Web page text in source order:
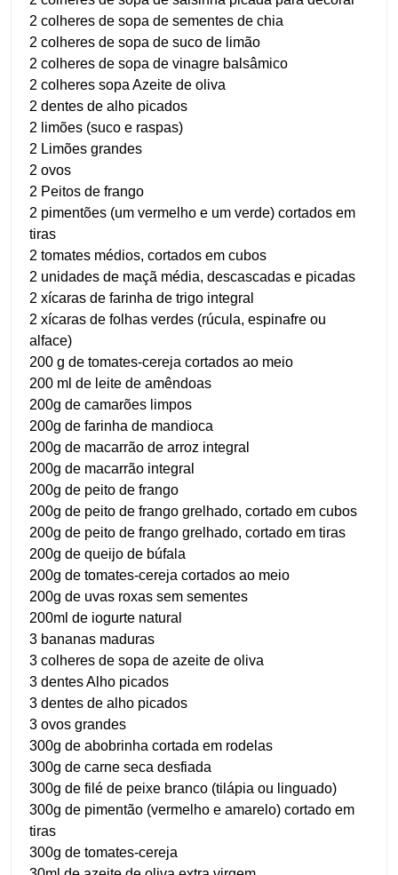
2 colheres de sopa de sementes de chia
2 colheres de sopa de suco de limão
2 colheres de sopa de vinagre balsâmico
2 colheres sopa Azeite de oliva
2 dentes de alho picados
2 limões (suco e raspas)
2 Limões grandes
2 ovos
2 Peitos de frango
2 pimentões (um vermelho e um verde) cortados em
tiras
2 tomates médios, cortados em cubos
2 unidades de maçã média, descascadas e picadas
2 xícaras de farinha de trigo integral
2 xícaras de folhas verdes (rúcula, espinafre ou
alface)
200 g de tomates-cereja cortados ao meio
200 ml de leite de amêndoas
200g de camarões limpos
200g de farinha de mandioca
200g de macarrão de arroz integral
200g de macarrão integral
200g de peito de frango
200g de peito de frango grelhado, cortado em cubos
200g de peito de frango grelhado, cortado em tiras
200g de queijo de búfala
200g de tomates-cereja cortados ao meio
200g de uvas roxas sem sementes
200ml de iogurte natural
3 bananas maduras
3 colheres de sopa de azeite de oliva
3 dentes Alho picados
3 dentes de alho picados
3 ovos grandes
300g de abobrinha cortada em rodelas
300g de carne seca desfiada
300g de filé de peixe branco (tilápia ou linguado)
300g de pimentão (vermelho e amarelo) cortado em
tiras
300g de tomates-cereja